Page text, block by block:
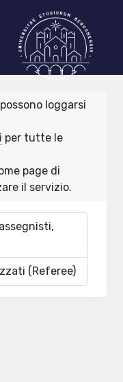
loggarsi
per tutte le
page di
il servizio.
(Referee)